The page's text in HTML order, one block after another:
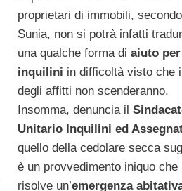
proprietari di immobili,
Sunia, non si potrà infatti
una qualche forma di aiuto
inquilini in difficoltà visto che
degli affitti non scenderanno.
Insomma, denuncia il
Unitario Inquilini ed
quello della cedolare secca
è un provvedimento iniquo che
risolve un’emergenza